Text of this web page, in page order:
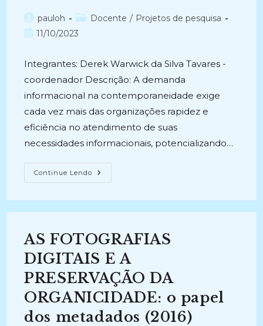
Autor
do
pauloh
Categoria
do
Docente / Projetos de pesquisa
Post11/10/2023
Integrantes: Derek Warwick da Silva Tavares -
coordenador Descrição: A demanda
informacional na contemporaneidade exige
cada vez mais das organizações rapidez e
eficiência no atendimento de suas
necessidades informacionais, potencializando…
Continue Lendo AUTOMAÇÃO
DE
Estudo
(2022
–
Atual)
AS FOTOGRAFIAS
DIGITAIS E A
PRESERVAÇÃO DA
ORGANICIDADE: o papel
dos metadados (2016)